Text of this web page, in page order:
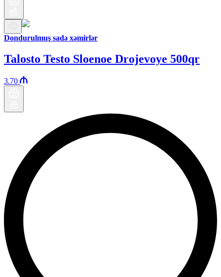
Dondurulmuş sadə xəmirlər
Talosto Testo Sloenoe Drojevoye 500qr
3.70